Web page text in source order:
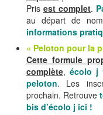
Pris est complet.
au départ de
informations
« Peloton pour la
Cette formule
complète, écolo j
peloton. Les
prochain. Retrouve
bis d’écolo j ici !